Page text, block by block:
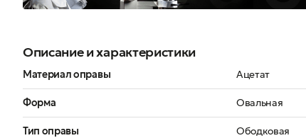
Описание и характеристики
Материал оправы Ацетат
Форма Овальная
Тип оправы Ободковая